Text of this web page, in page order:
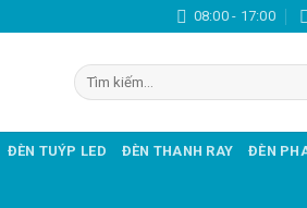
08:00 - 17:00
Tìm
kiếm:
ĐÈN TUÝP LED ĐÈN THANH RAY ĐÈN